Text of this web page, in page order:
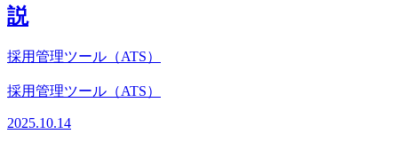
説
採用管理ツール（ATS）
採用管理ツール（ATS）
2025.10.14